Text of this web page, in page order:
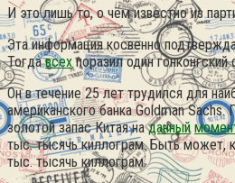
И это лишь то, о чём известно из
Эта информация косвенно
Тогдавсехпоразил один гонконгский
Он в течение 25 лет трудился для
американского банка Goldman
золотой запас Китая наданный
тыс. тысячь киллограм. Быть
тыс. тысячь киллограм.